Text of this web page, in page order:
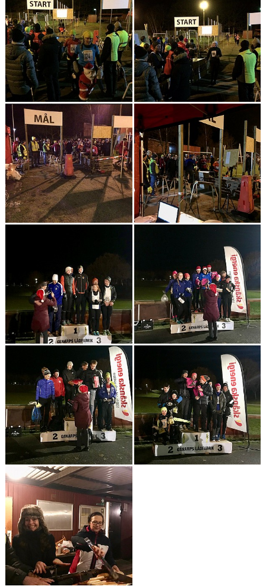
KONTAKT
LÄNKAR
INTERNA TÄVLINGAR
GIFT GENARPS IF TRAIL 2026
ANMÄLAN TILL LÖPGRUPPEN